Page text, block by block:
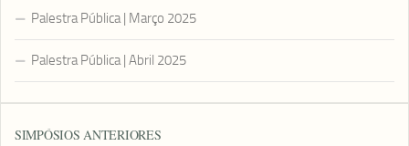
Palestra Pública | Março 2025
Palestra Pública | Abril 2025
SIMPÓSIOS ANTERIORES